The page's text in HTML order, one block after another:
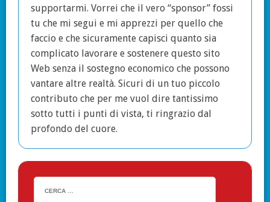
supportarmi. Vorrei che il vero “sponsor” fossi
tu che mi segui e mi apprezzi per quello che
faccio e che sicuramente capisci quanto sia
complicato lavorare e sostenere questo sito
Web senza il sostegno economico che possono
vantare altre realtà. Sicuri di un tuo piccolo
contributo che per me vuol dire tantissimo
sotto tutti i punti di vista, ti ringrazio dal
profondo del cuore.